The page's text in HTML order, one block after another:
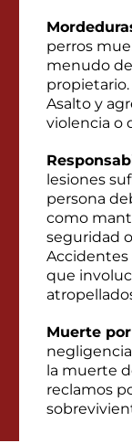
perros
menudo
propietario.
Asalto y
violencia o
lesiones
persona
como
seguridad
Accidentes
que
Muerte
la muerte
reclamos